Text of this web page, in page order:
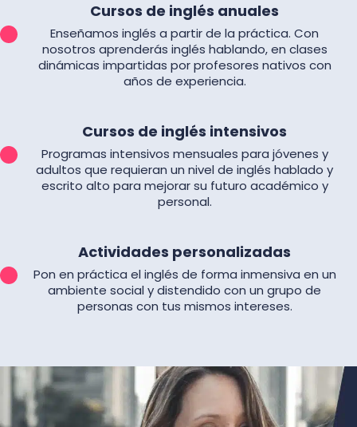
Cursos de inglés anuales
Enseñamos inglés a partir de la práctica. Con
nosotros aprenderás inglés hablando, en clases
dinámicas impartidas por profesores nativos con
años de experiencia.
Cursos de inglés intensivos
Programas intensivos mensuales para jóvenes y
adultos que requieran un nivel de inglés hablado y
escrito alto para mejorar su futuro académico y
personal.
Actividades personalizadas
Pon en práctica el inglés de forma inmensiva en un
ambiente social y distendido con un grupo de
personas con tus mismos intereses.